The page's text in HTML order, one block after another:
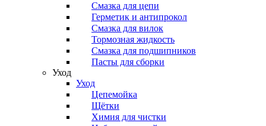
Смазка для цепи
Герметик и антипрокол
Смазка для вилок
Тормозная жидкость
Смазка для подшипников
Пасты для сборки
Уход
Уход
Цепемойка
Щётки
Химия для чистки